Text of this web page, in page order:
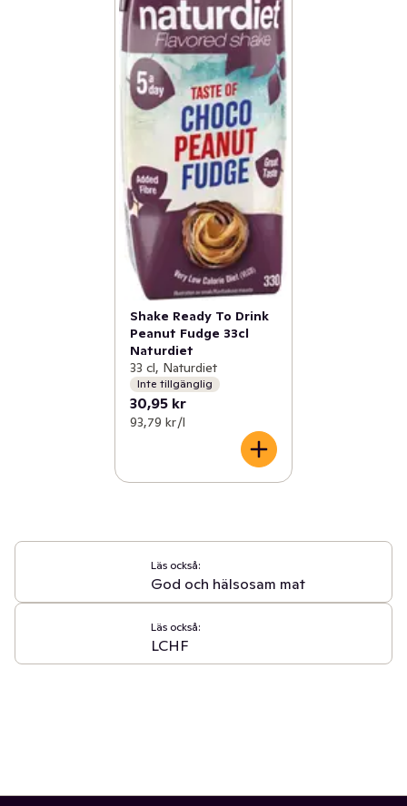
Shake Ready To Drink
Peanut Fudge 33cl
Naturdiet
33 cl, Naturdiet
Inte tillgänglig
30,95 kr
93,79 kr /l
Läs också:
God och hälsosam mat
Läs också:
LCHF